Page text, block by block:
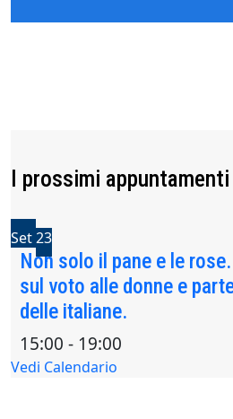
I prossimi appuntamenti
Set23
15:00 - 19:00
Non solo il pane e le
sul voto alle donne e
delle italiane.
Vedi Calendario